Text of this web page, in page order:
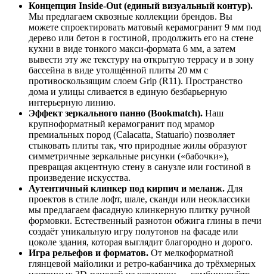
Концепция Inside‑Out (единый визуальный контур).
Мы предлагаем сквозные коллекции брендов. Вы
можете спроектировать матовый керамогранит 9 мм под
дерево или бетон в гостиной, продолжить его на стене
кухни в виде тонкого макси‑формата 6 мм, а затем
вывести эту же текстуру на открытую террасу и в зону
бассейна в виде утолщённой плиты 20 мм с
противоскользящим слоем Grip (R11). Пространство
дома и улицы сливается в единую безбарьерную
интерьерную линию.
Эффект зеркального панно (Bookmatch). Наш
крупноформатный керамогранит под мрамор
премиальных пород (Calacatta, Statuario) позволяет
стыковать плиты так, что природные жилы образуют
симметричные зеркальные рисунки («бабочки»),
превращая акцентную стену в санузле или гостиной в
произведение искусства.
Аутентичный клинкер под кирпич и меланж. Для
проектов в стиле лофт, шале, сканди или неоклассики
мы предлагаем фасадную клинкерную плитку ручной
формовки. Естественный разнотон обжига глины в печи
создаёт уникальную игру полутонов на фасаде или
цоколе здания, которая выглядит благородно и дорого.
Игра рельефов и форматов. От мелкоформатной
глянцевой майолики и ретро‑кабанчика до трёхмерных